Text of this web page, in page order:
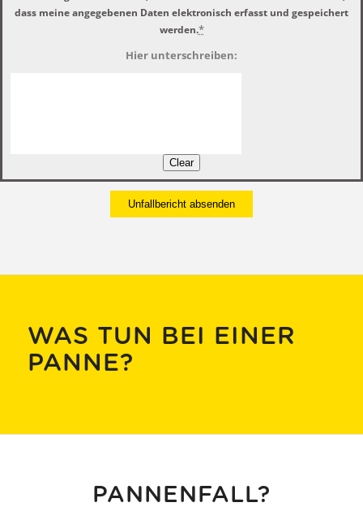
dass meine angegebenen Daten elektronisch erfasst und gespeichert
werden.*
Hier unterschreiben:
WAS TUN BEI EINER
PANNE?
PANNENFALL?